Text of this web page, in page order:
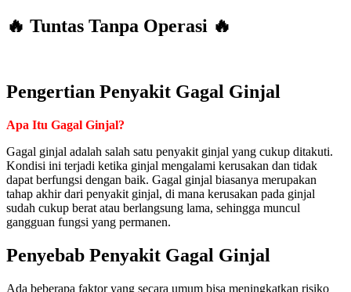
🔥 Tuntas Tanpa Operasi 🔥
Pengertian Penyakit Gagal Ginjal
Apa Itu Gagal Ginjal?
Gagal ginjal adalah salah satu penyakit ginjal yang cukup ditakuti.
Kondisi ini terjadi ketika ginjal mengalami kerusakan dan tidak
dapat berfungsi dengan baik. Gagal ginjal biasanya merupakan
tahap akhir dari penyakit ginjal, di mana kerusakan pada ginjal
sudah cukup berat atau berlangsung lama, sehingga muncul
gangguan fungsi yang permanen.
Penyebab Penyakit Gagal Ginjal
Ada beberapa faktor yang secara umum bisa meningkatkan risiko